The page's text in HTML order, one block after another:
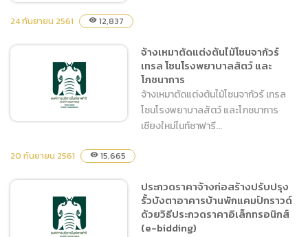
เช่าใช้สัญญาณอินเทอร์เน็ต
สำนักงานเชียงใหม่ไนท์ซาฟารี
24 กันยายน 2561 visibility 12,837
จากัวร์ เทรล โซนโรงพยาบาล
สัตว์ และโภชนาการ
จ้างเหมาตัดแต่งต้นไม้โซนจากัวร์
เทรล โซนโรงพยาบาลสัตว์ และ
โภชนาการ
จ้างเหมาตัดแต่งต้นไม้โซนจากัวร์ เทรล
โซนโรงพยาบาลสัตว์ และโภชนาการ
เชียงใหม่ไนท์ซาฟารี...
20 กันยายน 2561 visibility 15,665
ประกวดราคาจ้างก่อสร้างปรับปรุง
รั้วบังตาอาคารบ้านพักแคมป์กราวด์
ด้วยวิธีประกวดราคาอิเล็กทรอนิกส์
(e-bidding)